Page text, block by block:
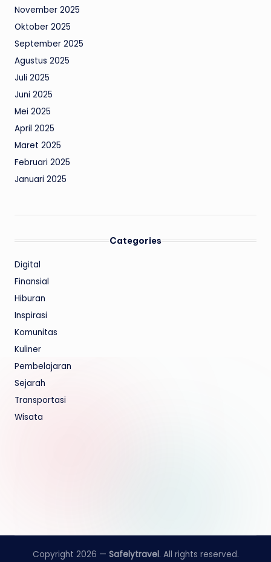
November 2025
Oktober 2025
September 2025
Agustus 2025
Juli 2025
Juni 2025
Mei 2025
April 2025
Maret 2025
Februari 2025
Januari 2025
Categories
Digital
Finansial
Hiburan
Inspirasi
Komunitas
Kuliner
Pembelajaran
Sejarah
Transportasi
Wisata
Copyright 2026 — Safelytravel. All rights reserved.